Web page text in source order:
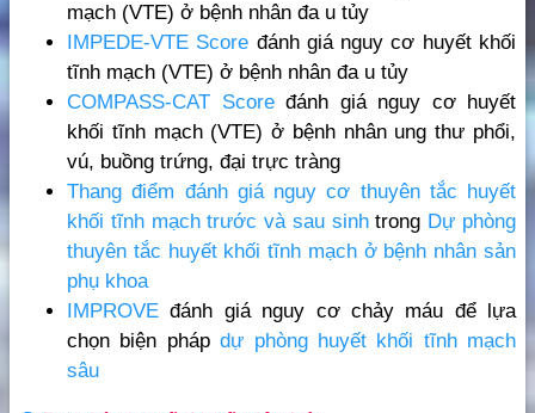
mạch (VTE) ở bệnh nhân đa u tủy
IMPEDE-VTE Score đánh giá nguy cơ huyết khối
tĩnh mạch (VTE) ở bệnh nhân đa u tủy
COMPASS-CAT Scoređánh giá nguy cơ huyết
khối tĩnh mạch (VTE) ở bệnh nhân ung thư phổi,
vú, buồng trứng, đại trực tràng
Thang điểm đánh giá nguy cơ thuyên tắc huyết
khối tĩnh mạch trước và sau sinhtrong Dự phòng
thuyên tắc huyết khối tĩnh mạch ở bệnh nhân sản
phụ khoa
IMPROVEđánh giá nguy cơ chảy máu để lựa
chọn biện phápdự phòng huyết khối tĩnh mạch
sâu